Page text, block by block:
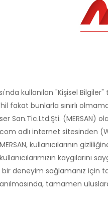
kullanılan "Kişisel
fakat bunlarla sınırlı
San.Tic.Ltd.Şti. (MERSAN)
adlı internet sitesinden
kullanıcılarının
kaygılarını
deneyim sağlamanız için
tamamen